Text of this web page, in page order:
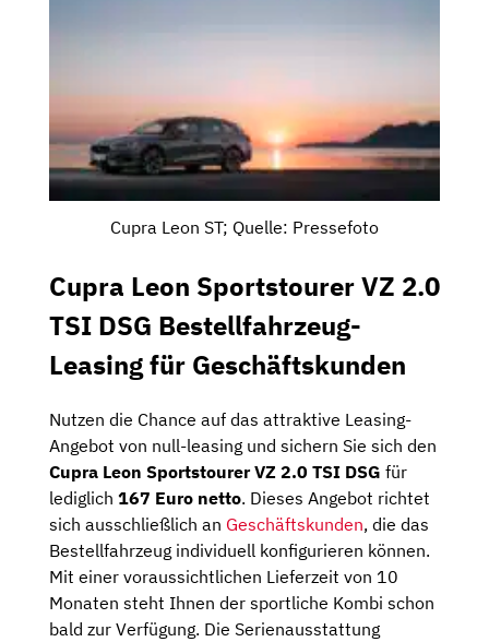
Cupra Leon ST; Quelle: Pressefoto
Cupra Leon Sportstourer VZ 2.0
TSI DSG Bestellfahrzeug-
Leasing für Geschäftskunden
Nutzen die Chance auf das attraktive Leasing-
Angebot von null-leasing und sichern Sie sich den
Cupra Leon Sportstourer VZ 2.0 TSI DSG für
lediglich 167 Euro netto. Dieses Angebot richtet
sich ausschließlich an Geschäftskunden, die das
Bestellfahrzeug individuell konfigurieren können.
Mit einer voraussichtlichen Lieferzeit von 10
Monaten steht Ihnen der sportliche Kombi schon
bald zur Verfügung. Die Serienausstattung